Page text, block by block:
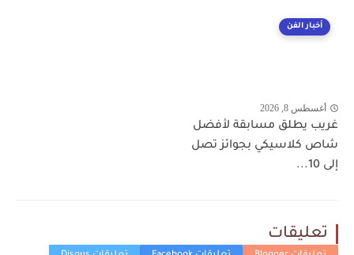
أخبار الفن
أغسطس 8, 2026
غريب يطلق مسابقة لأفضل
شاص كلاسيكي بجوائز تصل
إلى 10...
تعليقات